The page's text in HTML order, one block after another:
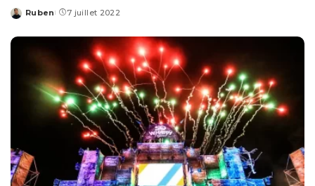
Posted
Ruben 7 juillet 2022